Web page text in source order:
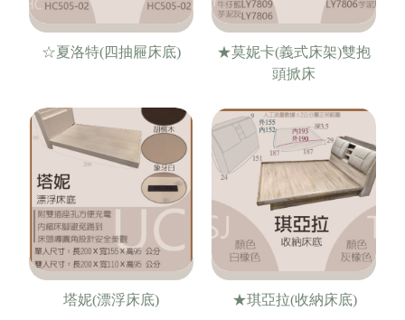
☆夏洛特(四抽屜床底)
★莫妮卡(義式床架)雙抱
頭掀床
塔妮(漂浮床底) ★琪亞拉(收納床底)